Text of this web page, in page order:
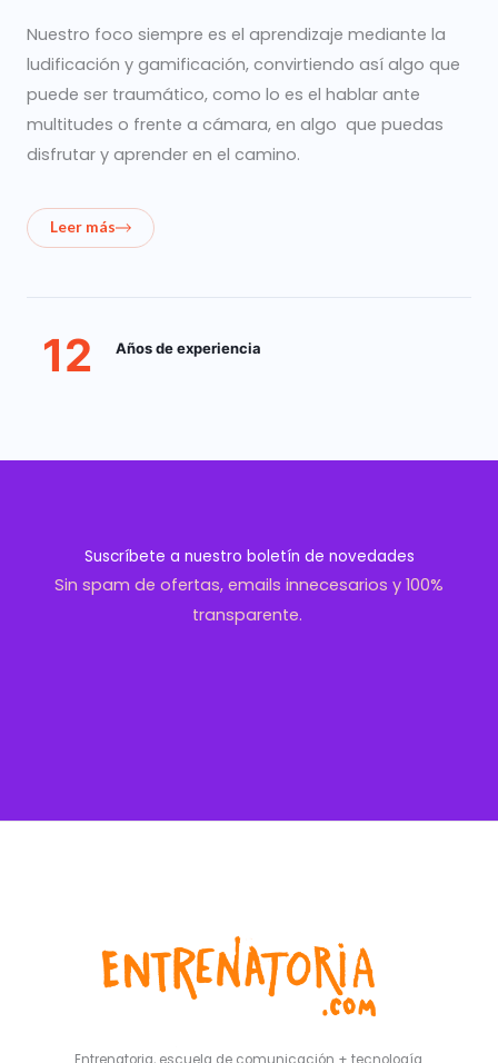
Nuestro foco siempre es el aprendizaje mediante la
ludificación y gamificación, convirtiendo así algo que
puede ser traumático, como lo es el hablar ante
multitudes o frente a cámara, en algo que puedas
disfrutar y aprender en el camino.
Leer más
12 Años de experiencia
Suscríbete a nuestro boletín de novedades
Sin spam de ofertas, emails innecesarios y 100%
transparente.